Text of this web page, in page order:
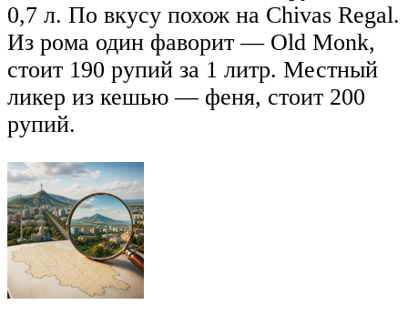
0,7 л. По вкусу похож на Chivas Regal.
Из рома один фаворит — Old Monk,
стоит 190 рупий за 1 литр. Местный
ликер из кешью — феня, стоит 200
рупий.